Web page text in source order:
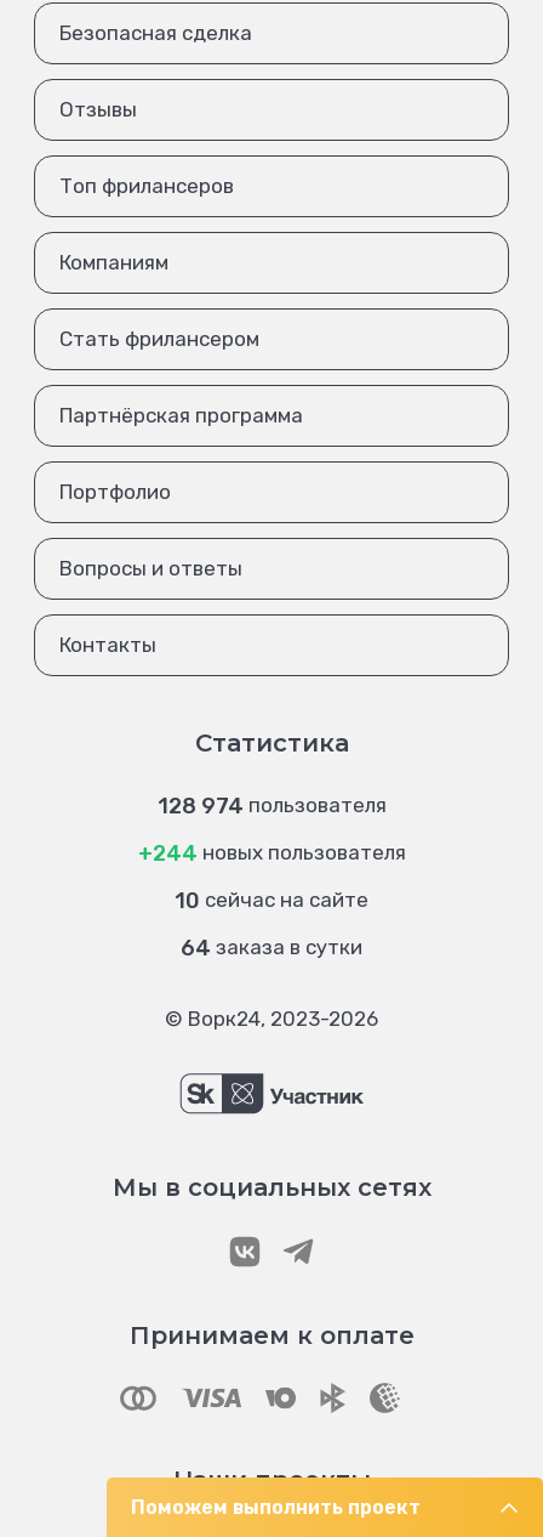
Поможем выполнить проект
Безопасная сделка
Отзывы
Топ фрилансеров
Компаниям
Стать фрилансером
Партнёрская программа
Портфолио
Вопросы и ответы
Контакты
Статистика
128 974 пользователя
+244 новых пользователя
10 сейчас на сайте
64 заказа в сутки
© Ворк24, 2023-2026
Мы в социальных сетях
Принимаем к оплате
Наши проекты